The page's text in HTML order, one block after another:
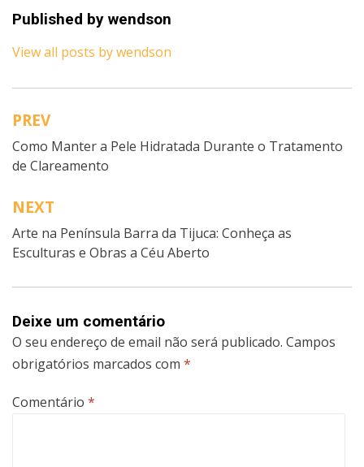
Published by wendson
View all posts by wendson
Navegação
de
artigos
PREV
Como Manter a Pele Hidratada Durante o Tratamento
de Clareamento
NEXT
Arte na Península Barra da Tijuca: Conheça as
Esculturas e Obras a Céu Aberto
Deixe um comentário
O seu endereço de email não será publicado. Campos
obrigatórios marcados com *
Comentário *